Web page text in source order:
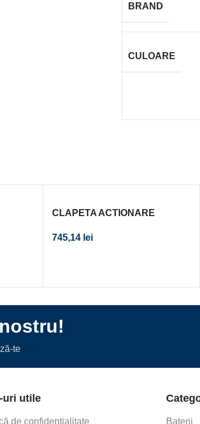
BRAND
CULOARE
CLAPETA ACTIONARE
OMEGA30 CROM-MAT-CROM
745,14 lei
te
uri utile
de confidențialitate Baterii